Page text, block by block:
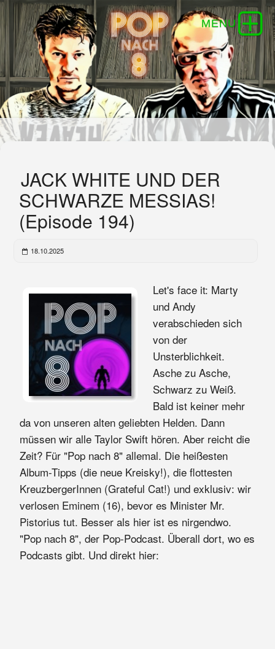
JACK WHITE UND DER
SCHWARZE MESSIAS!
(Episode 194)
18.10.2025
Let's face it: Marty
und Andy
verabschieden sich
von der
Unsterblichkeit.
Asche zu Asche,
Schwarz zu Weiß.
Bald ist keiner mehr
da von unseren alten geliebten Helden. Dann
müssen wir alle Taylor Swift hören. Aber reicht die
Zeit? Für "Pop nach 8" allemal. Die heißesten
Album-Tipps (die neue Kreisky!), die flottesten
KreuzbergerInnen (Grateful Cat!) und exklusiv: wir
verlosen Eminem (16), bevor es Minister Mr.
Pistorius tut. Besser als hier ist es nirgendwo.
"Pop nach 8", der Pop-Podcast. Überall dort, wo es
Podcasts gibt. Und direkt hier: